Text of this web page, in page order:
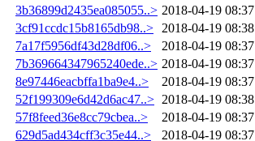
3b36899d2435ea085055..> 2018-04-19 08:37
3cf91ccdc15b8165db98..>
2018-04-19 08:38
7a17f5956df43d28df06..>
2018-04-19 08:37
7b369664347965240ede..> 2018-04-19 08:37
8e97446eacbffa1ba9e4..>
2018-04-19 08:37
52f199309e6d42d6ac47..> 2018-04-19 08:38
57f8feed36e8cc79cbea..>
2018-04-19 08:37
629d5ad434cff3c35e44..>
2018-04-19 08:37